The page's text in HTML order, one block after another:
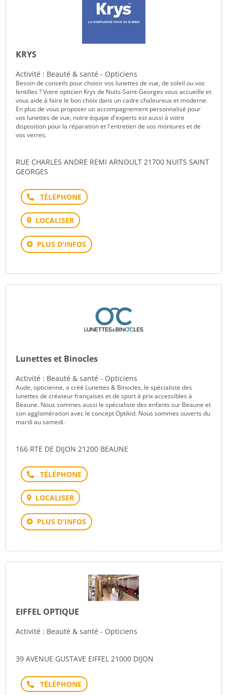
KRYS
Activité : Beauté & santé - Opticiens
Besoin de conseils pour choisir vos lunettes de vue, de soleil ou vos
lentilles ? Votre opticien Krys de Nuits-Saint-Georges vous accueille et
vous aide à faire le bon choix dans un cadre chaleureux et moderne.
En plus de vous proposer un accompagnement personnalisé pour
vos lunettes de vue, notre équipe d'experts est aussi à votre
disposition pour la réparation et l'entretien de vos montures et de
vos verres.
RUE CHARLES ANDRE REMI ARNOULT 21700 NUITS SAINT
GEORGES
Téléphone
LOCALISER
PLUS D'INFOS
Lunettes et Binocles
Activité : Beauté & santé - Opticiens
Aude, opticienne, a créé Lunettes & Binocles, le spécialiste des
lunettes de créateur françaises et de sport à prix accessibles à
Beaune. Nous sommes aussi le spécialiste des enfants sur Beaune et
son agglomération avec le concept Optikid. Nous sommes ouverts du
mardi au samedi.
166 RTE DE DIJON 21200 BEAUNE
Téléphone
LOCALISER
PLUS D'INFOS
EIFFEL OPTIQUE
Activité : Beauté & santé - Opticiens
39 AVENUE GUSTAVE EIFFEL 21000 DIJON
Téléphone